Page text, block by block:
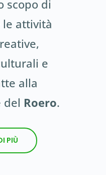
scopo di
attività
e
alla
del Roero.
PIÙ